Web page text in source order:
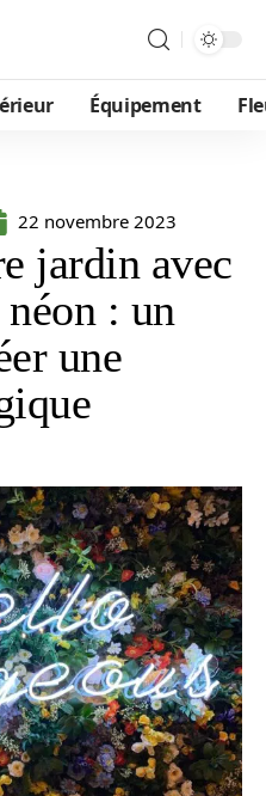
Équipement
22 novembre 2023
jardin avec
néon : un
une